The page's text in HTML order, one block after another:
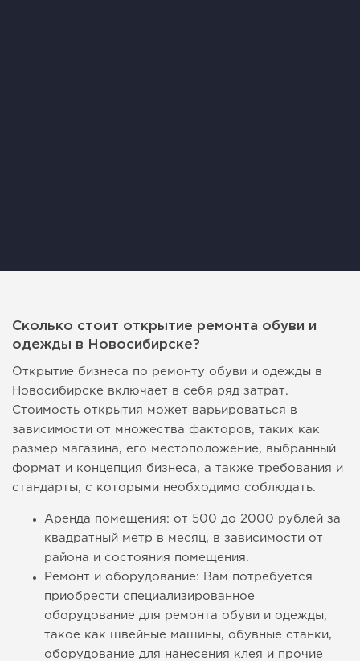
Сколько стоит открытие ремонта обуви и
одежды в Новосибирске?
Открытие бизнеса по ремонту обуви и одежды в
Новосибирске включает в себя ряд затрат.
Стоимость открытия может варьироваться в
зависимости от множества факторов, таких как
размер магазина, его местоположение, выбранный
формат и концепция бизнеса, а также требования и
стандарты, с которыми необходимо соблюдать.
Аренда помещения: от 500 до 2000 рублей за
квадратный метр в месяц, в зависимости от
района и состояния помещения.
Ремонт и оборудование: Вам потребуется
приобрести специализированное
оборудование для ремонта обуви и одежды,
такое как швейные машины, обувные станки,
оборудование для нанесения клея и прочие